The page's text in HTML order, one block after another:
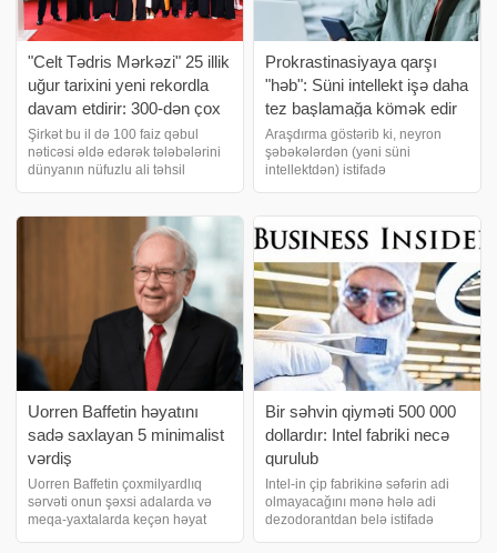
"Celt Tədris Mərkəzi" 25 illik
uğur tarixini yeni rekordla
davam etdirir: 300-dən çox
məzun dünyanın aparıcı
universitetlərinə qəbul
olunub
Şirkət bu il də 100 faiz qəbul
nəticəsi əldə edərək tələbələrini
dünyanın nüfuzlu ali təhsil
akademik məsləhət xidmətləri
sahəsində 25 illik təcrübəyə
Prokrastinasiyaya qarşı
"həb": Süni intellekt işə daha
tez başlamağa kömək edir
Araşdırma göstərib ki, neyron
şəbəkələrdən (yəni süni
intellektdən) istifadə
layihə üzərində işə başlamaq
qorxusunu azaldır. Süni intellekt
tədricən yalnız müxtəlif
tapşırıqları
Uorren Baffetin həyatını
sadə saxlayan 5 minimalist
vərdiş
Uorren Baffetin çoxmilyardlıq
sərvəti onun şəxsi adalarda və
meqa-yaxtalarda keçən həyat
Bir səhvin qiyməti 500 000
dollardır: Intel fabriki necə
qurulub
Intel-in çip fabrikinə səfərin adi
olmayacağını mənə hələ adi
dezodorantdan belə istifadə